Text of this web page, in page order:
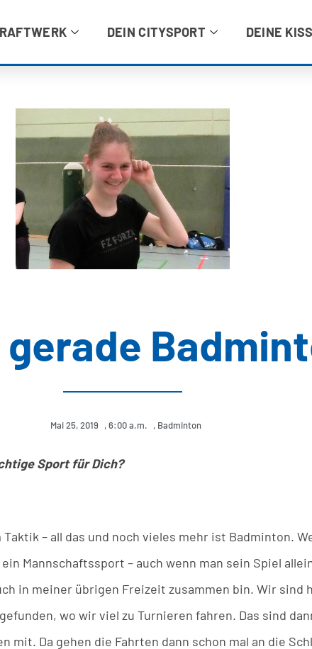
DEIN CITYSPORT DEINE KISS
gerade
Mai 25, 2019 , 6:00 a.m. , Badminton
Sport für Dich?
– all das und noch vieles mehr ist Badminton.
Mannschaftssport – auch wenn man sein Spiel
in meiner übrigen Freizeit zusammen bin. Wir sind
wo wir viel zu Turnieren fahren. Das sind
mit. Da gehen die Fahrten dann schon mal an die